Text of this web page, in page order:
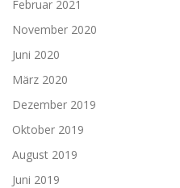
Februar 2021
November 2020
Juni 2020
März 2020
Dezember 2019
Oktober 2019
August 2019
Juni 2019